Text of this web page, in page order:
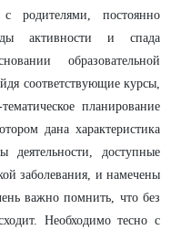
с родителями, постоянно
активности и спада
образовательной
соответствующие курсы,
планирование
дана характеристика
деятельности, доступные
заболевания, и намечены
важно помнить, что без
Необходимо тесно с